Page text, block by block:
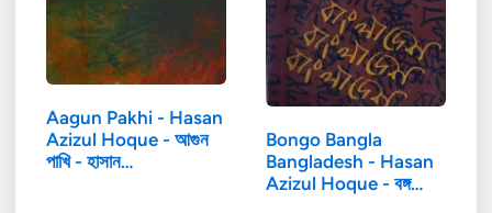
Aagun Pakhi - Hasan
Azizul Hoque - আগুন
পাখি - হাসান…
Bongo Bangla
Bangladesh - Hasan
Azizul Hoque - বঙ্গ…